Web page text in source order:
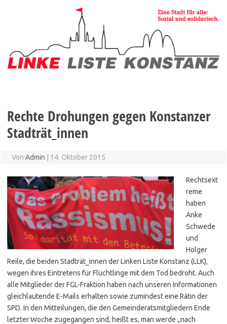
Rechte Drohungen gegen Konstanzer
Stadträt_innen
Von Admin 14. Oktober 2015
Rechtsext
reme
haben
Anke
Schwede
und
Holger
Reile, die beiden Stadträt_innen der Linken Liste Konstanz (LLK),
wegen ihres Eintretens für Flüchtlinge mit dem Tod bedroht. Auch
alle Mitglieder der FGL-Fraktion haben nach unseren Informationen
gleichlautende E-Mails erhalten sowie zumindest eine Rätin der
SPD. In den Mitteilungen, die den Gemeinderatsmitgliedern Ende
letzter Woche zugegangen sind, heißt es, man werde „nach